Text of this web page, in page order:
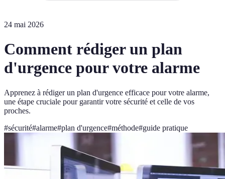
24 mai 2026
Comment rédiger un plan
d'urgence pour votre alarme
Apprenez à rédiger un plan d'urgence efficace pour votre alarme,
une étape cruciale pour garantir votre sécurité et celle de vos
proches.
#sécurité#alarme#plan d'urgence#méthode#guide pratique